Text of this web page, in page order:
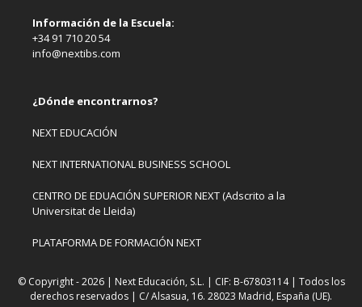
Información de la Escuela:
+34 91 710 20 54
info@nextibs.com
¿Dónde encontrarnos?
NEXT EDUCACIÓN
NEXT INTERNATIONAL BUSINESS SCHOOL
CENTRO DE EDUACIÓN SUPERIOR NEXT (Adscrito a la
Universitat de Lleida)
PLATAFORMA DE FORMACIÓN NEXT
© Copyright - 2026 | Next Educación, S.L. | CIF: B-67803114 | Todos los
derechos reservados | C/ Alsasua, 16. 28023 Madrid, España (UE).